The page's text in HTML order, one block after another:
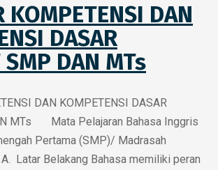
KOMPETENSI DAN
DASAR
DAN MTs
DAN KOMPETENSI DASAR
MTs Mata Pelajaran Bahasa Inggris
Pertama (SMP)/ Madrasah
Latar Belakang Bahasa memiliki peran